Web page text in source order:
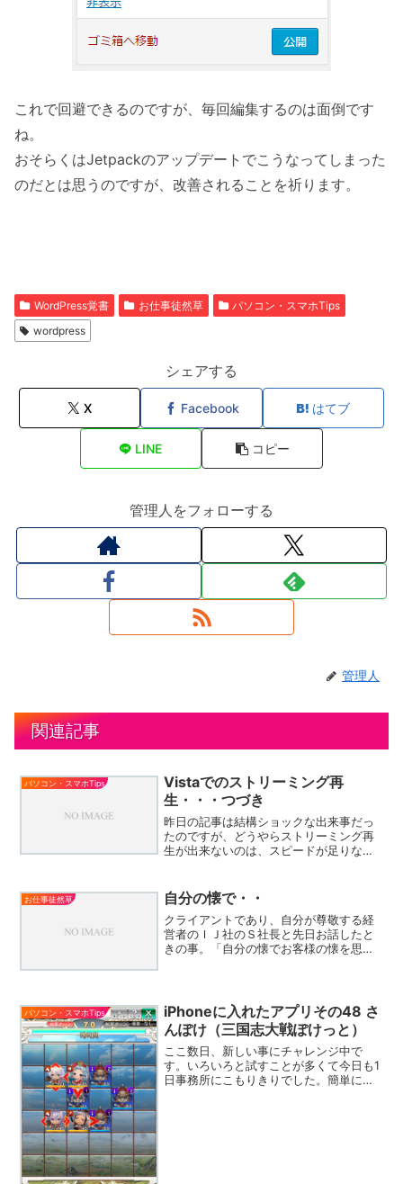
これで回避できるのですが、毎回編集するのは面倒です
ね。
おそらくはJetpackのアップデートでこうなってしまった
のだとは思うのですが、改善されることを祈ります。
WordPress覚書 お仕事徒然草
パソコン・スマホTips
wordpress
シェアする
X Facebook はてブ
LINE コピー
管理人をフォローする
管理人
関連記事
パソコン・スマホTips
Vistaでのストリーミング再
生・・・つづき
昨日の記事は結構ショックな出来事だっ
たのですが、どうやらストリーミング再
生が出来ないのは、スピードが足りない
ンの三国志大戦特集なのですが、ここの
動画を再生しようとすると...
お仕事徒然草 自分の懐で・・
クライアントであり、自分が尊敬する経
営者のＩＪ社のＳ社長と先日お話したと
きの事。「自分の懐でお客様の懐を思っ
品は高い」とか、「この商...
パソコン・スマホTips
iPhoneに入れたアプリその48 さ
んぽけ（三国志大戦ぽけっと）
ここ数日、新しい事にチャレンジ中で
す。いろいろと試すことが多くて今日も1
日事務所にこもりきりでした。簡単に出